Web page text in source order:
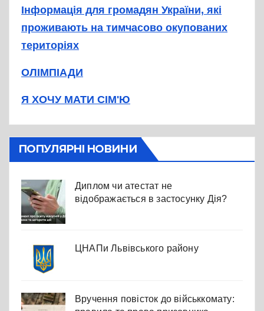
Інформація для громадян України, які
проживають на тимчасово окупованих
територіях
ОЛІМПІАДИ
Я ХОЧУ МАТИ СІМ'Ю
ПОПУЛЯРНІ НОВИНИ
Диплом чи атестат не
відображається в застосунку Дія?
ЦНАПи Львівського району
Вручення повісток до військкомату: